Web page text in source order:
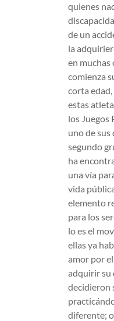
quienes
de un
la
en muchas
comienza
corta
estas
los Juegos
uno de sus
segundo
ha
una vía
vida
elemento
para los
lo es el
ellas ya
amor por
adquirir su
decidieron
diferente;